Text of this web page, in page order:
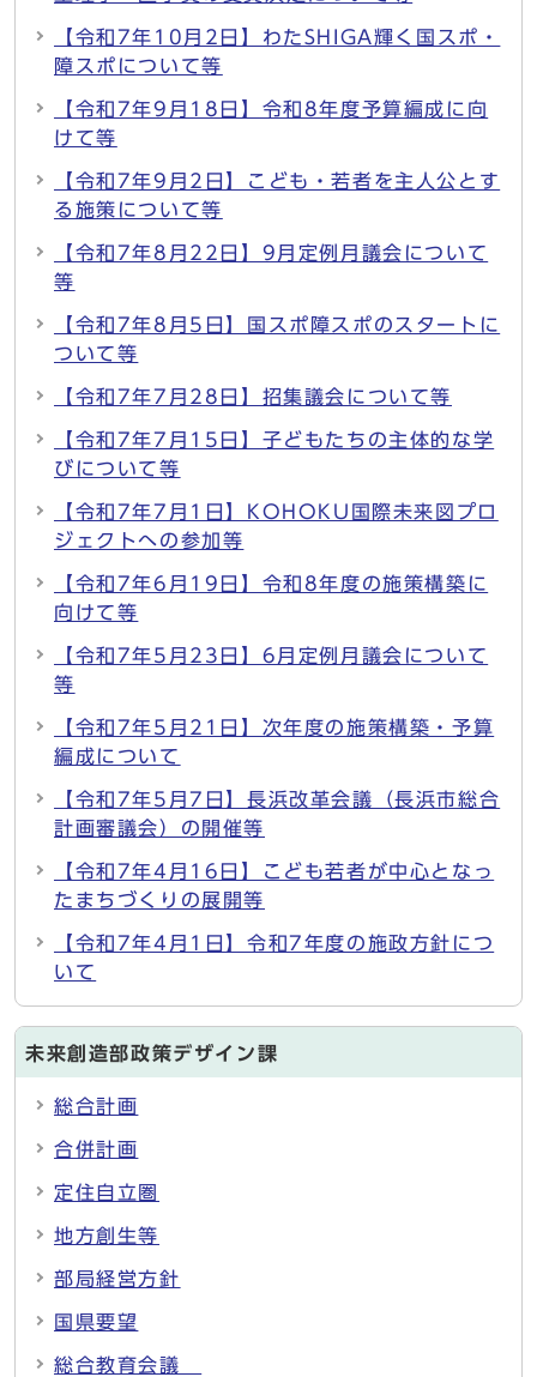
【令和7年10月2日】わたSHIGA輝く国スポ・
障スポについて等
【令和7年9月18日】令和8年度予算編成に向
けて等
【令和7年9月2日】こども・若者を主人公とす
る施策について等
【令和7年8月22日】9月定例月議会について
等
【令和7年8月5日】国スポ障スポのスタートに
ついて等
【令和7年7月28日】招集議会について等
【令和7年7月15日】子どもたちの主体的な学
びについて等
【令和7年7月1日】KOHOKU国際未来図プロ
ジェクトへの参加等
【令和7年6月19日】令和8年度の施策構築に
向けて等
【令和7年5月23日】6月定例月議会について
等
【令和7年5月21日】次年度の施策構築・予算
編成について
【令和7年5月7日】長浜改革会議（長浜市総合
計画審議会）の開催等
【令和7年4月16日】こども若者が中心となっ
たまちづくりの展開等
【令和7年4月1日】令和7年度の施政方針につ
いて
未来創造部政策デザイン課
総合計画
合併計画
定住自立圏
地方創生等
部局経営方針
国県要望
総合教育会議